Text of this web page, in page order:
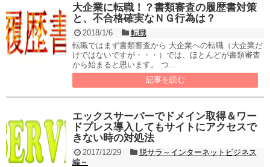
大企業に転職！？書類審査の履歴書対策
と、不合格確実なＮＧ行為は？
2018/1/6
転職
転職ではまず書類審査から 大企業への転職（大企業だ
けではないですが・・・）では、ほとんどが書類審査
から始まると思います。 つ...
記事を読む
エックスサーバーでドメイン取得＆ワー
ドプレス導入してもサイトにアクセスで
きない時の対処法
2017/12/29
脱サラ～インターネットビジネス
編～